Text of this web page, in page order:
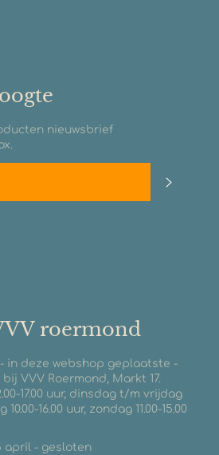
nieuwsbrief
roermond
in deze webshop geplaatste -
VVV Roermond, Markt 17.
17.00 uur, dinsdag t/m vrijdag
10.00-16.00 uur, zondag 11.00-15.00
april - gesloten